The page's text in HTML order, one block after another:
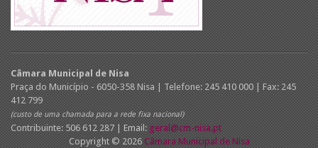
Câmara Municipal de Nisa
Praça do Município - 6050-358 Nisa | Telefone: 245 410 000 | Fax: 245
412 799
(custo de uma chamada para a rede fixa nacional)
Contribuinte: 506 612 287 | Email: geral@cm-nisa.pt
Copyright © 2026 Câmara Municipal de Nisa